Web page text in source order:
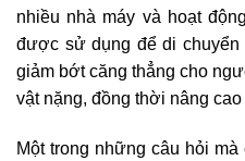
nhiều nhà máy và hoạt
được sử dụng để di chuyển
giảm bớt căng thẳng cho
vật nặng, đồng thời nâng
Một trong những câu hỏi